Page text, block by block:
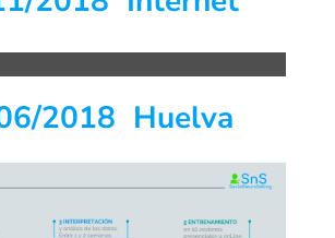
2018 Huelva